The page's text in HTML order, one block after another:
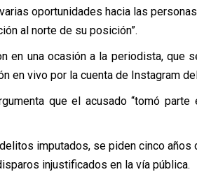
oportunidades hacia las
al norte de su posición”.
en una ocasión a la periodista, que
en vivo por la cuenta de Instagram
que el acusado “tomó
imputados, se piden cinco años
injustificados en la vía pública.